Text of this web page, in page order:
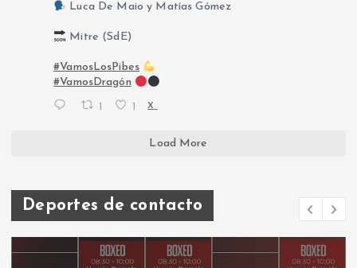
Luca De Maio y Matías Gómez
Mitre (SdE)
#VamosLosPibes
#VamosDragón
1 1 X
Load More
Deportes de contacto